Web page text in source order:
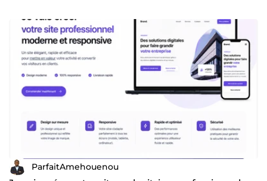
ParfaitAmehouenou